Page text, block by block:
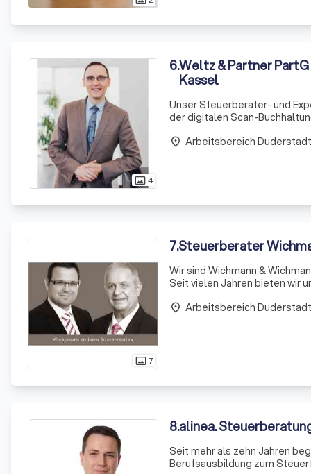
photo_size_select_actual4
6.Weltz & Partner
Kassel
Unser Steuer­berater- und
der digitalen Scan-
place Arbeitsbereich Duderstadt
photo_size_select_actual7
7.Steuerberater
Wir sind Wichmann &
Seit vielen Jahren bieten wir
place Arbeitsbereich Duderstadt
8.alinea.
Seit mehr als zehn Jahren begleite ich
Berufsausbildung zum Steuerfachangestellten